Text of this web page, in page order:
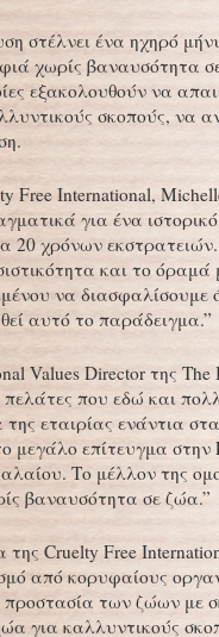
στέλνει ένα ηχηρό
χωρίς βαναυσότητα
εξακολουθούν να
σκοπούς, να
Free International,
για ένα
20 χρόνων
και το όραμά
να διασφαλίσουμε
αυτό το παράδειγμα.”
Values Director της The
πελάτες που εδώ και
της εταιρίας ενάντια
μεγάλο επίτευγμα στην
Το μέλλον της
βαναυσότητα σε ζώα.”
της Cruelty Free
από κορυφαίους
των ζώων με
για καλλυντικούς